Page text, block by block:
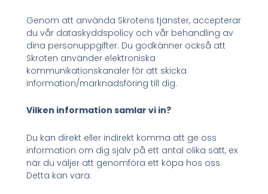
Genom att använda Skrotens tjänster, accepterar
du vår dataskyddspolicy och vår behandling av
dina personuppgifter. Du godkänner också att
Skroten använder elektroniska
kommunikationskanaler för att skicka
information/marknadsföring till dig.
Vilken information samlar vi in?
Du kan direkt eller indirekt komma att ge oss
information om dig själv på ett antal olika sätt, ex
när du väljer att genomföra ett köpa hos oss.
Detta kan vara: